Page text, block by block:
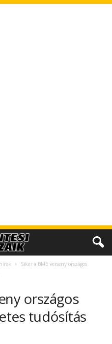
Siker a BME verseny országos
országos
tudósítás